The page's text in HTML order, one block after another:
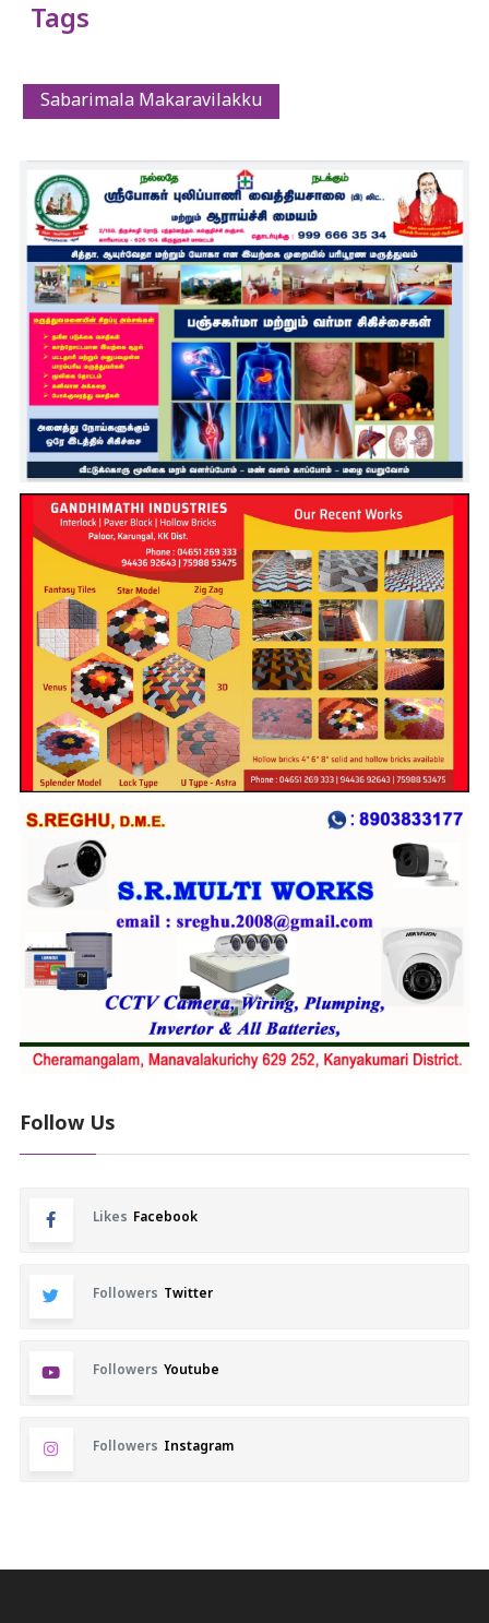
Tags
Sabarimala Makaravilakku
Follow Us
Likes Facebook
Followers Twitter
Followers Youtube
Followers Instagram